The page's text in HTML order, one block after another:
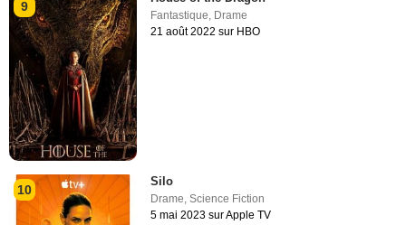
9
Fantastique, Drame
21 août 2022 sur HBO
10
Silo
Drame,Science Fiction
5 mai 2023 sur Apple TV